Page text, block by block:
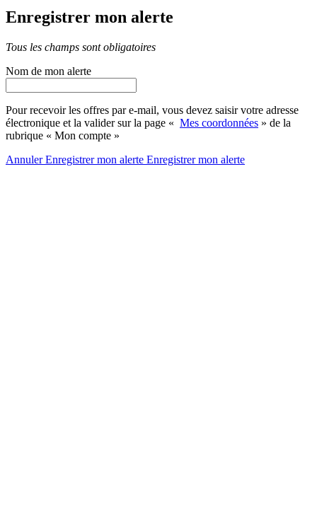
Enregistrer mon alerte
Tous les champs sont obligatoires
Nom de mon alerte
Pour recevoir les offres par e-mail, vous devez saisir votre adresse
électronique et la valider sur la page « Mes coordonnées » de la
rubrique « Mon compte »
AnnulerEnregistrer mon alerte Enregistrermon alerte